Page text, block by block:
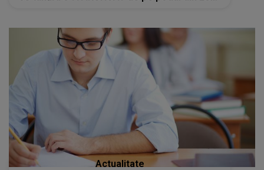
Actualitate